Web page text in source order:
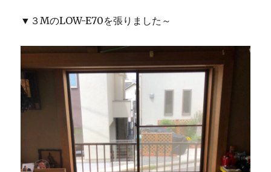
▼３MのLOW-E70を張りました～